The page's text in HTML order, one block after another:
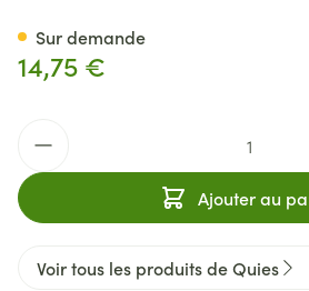
14,75 €
Ajouter au
Sur demande
Voir tous les produits de Quies